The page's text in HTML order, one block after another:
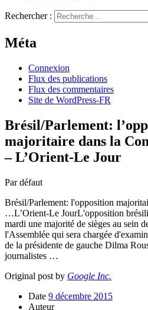
Rechercher :
Méta
Connexion
Flux des publications
Flux des commentaires
Site de WordPress-FR
Brésil/Parlement:
majoritaire dans la
– L’Orient-Le Jour
Par défaut
Brésil/Parlement: l'opposition
…L’Orient-Le JourL'opposition
mardi une majorité de sièges au sein
l'Assemblée qui sera chargée
de la présidente de gauche Dilma
journalistes …
Original post by Google Inc.
Date 9 décembre 2015
Auteur